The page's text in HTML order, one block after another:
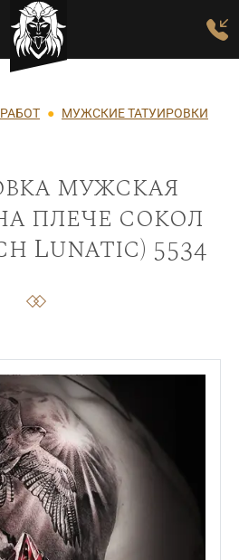
содержанию
МУЖСКИЕ ТАТУИРОВКИ
мужская
плече сокол
Lunatic) 5534